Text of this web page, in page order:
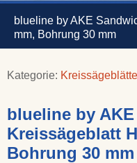
blueline by AKE
mm, Bohrung 30 mm
Kategorie:
blueline by
Kreissägeblatt
Bohrung 30 mm